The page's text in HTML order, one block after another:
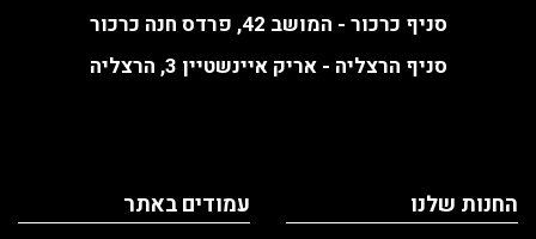
סניף כרכור - המושב 42, פרדס חנה כרכור
סניף הרצליה - אריק איינשטיין 3, הרצליה
החנות שלנו
עמודים באתר